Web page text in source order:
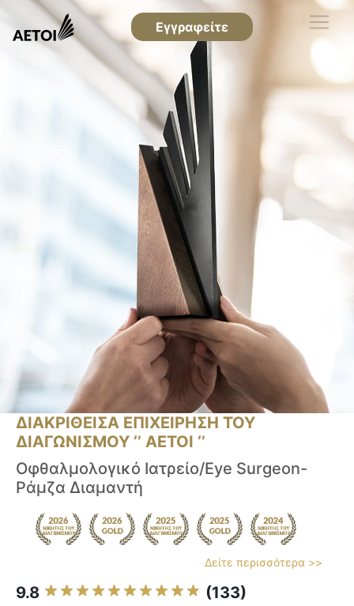
Εγγραφείτε
ΔΙΑΚΡΙΘΕΙΣΑ ΕΠΙΧΕΙΡΗΣΗ ΤΟΥ
ΔΙΑΓΩΝΙΣΜΟΥ ‘’ ΑΕΤΟΙ ‘’
Οφθαλμολογικό Ιατρείο/Eye Surgeon-
Ράμζα Διαμαντή
Δείτε περισσότερα >>
9.8 (133)